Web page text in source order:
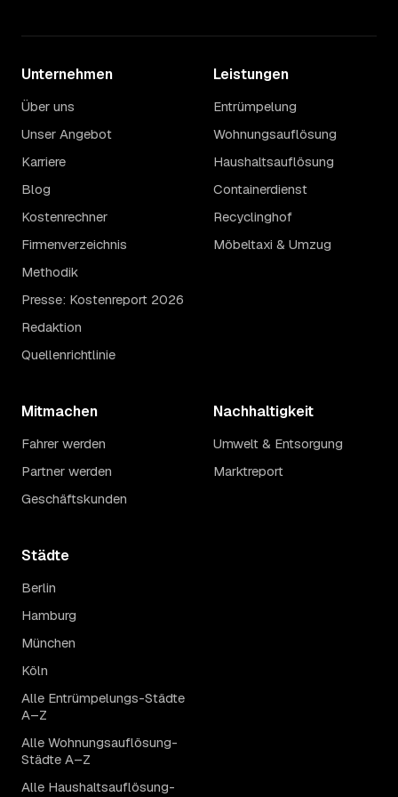
Unternehmen
Über uns
Unser Angebot
Karriere
Blog
Kostenrechner
Firmenverzeichnis
Methodik
Presse: Kostenreport 2026
Redaktion
Quellenrichtlinie
Leistungen
Entrümpelung
Wohnungsauflösung
Haushaltsauflösung
Containerdienst
Recyclinghof
Möbeltaxi & Umzug
Mitmachen
Fahrer werden
Partner werden
Geschäftskunden
Nachhaltigkeit
Umwelt & Entsorgung
Marktreport
Städte
Berlin
Hamburg
München
Köln
Alle Entrümpelungs-Städte
A–Z
Alle Wohnungsauflösung-
Städte A–Z
Alle Haushaltsauflösung-